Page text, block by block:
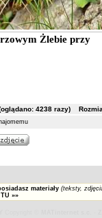
Żlebie przy
4238razy)
materiały (teksty,
»»